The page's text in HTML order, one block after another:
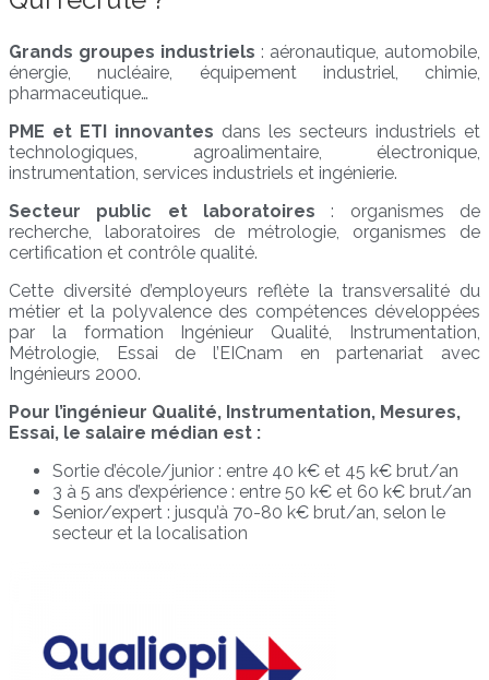
Grands groupes industriels : aéronautique, automobile,
énergie, nucléaire, équipement industriel, chimie,
pharmaceutique…
PME et ETI innovantes dans les secteurs industriels et
technologiques, agroalimentaire, électronique,
instrumentation, services industriels et ingénierie.
Secteur public et laboratoires : organismes de
recherche, laboratoires de métrologie, organismes de
certification et contrôle qualité.
Cette diversité d’employeurs reflète la transversalité du
métier et la polyvalence des compétences développées
par la formation Ingénieur Qualité, Instrumentation,
Métrologie, Essai de l’EICnam en partenariat avec
Ingénieurs 2000.
Pour l’ingénieur Qualité, Instrumentation, Mesures,
Essai, le salaire médian est :
Sortie d’école/junior : entre 40 k€ et 45 k€ brut/an
3 à 5 ans d’expérience : entre 50 k€ et 60 k€ brut/an
Senior/expert : jusqu’à 70-80 k€ brut/an, selon le
secteur et la localisation